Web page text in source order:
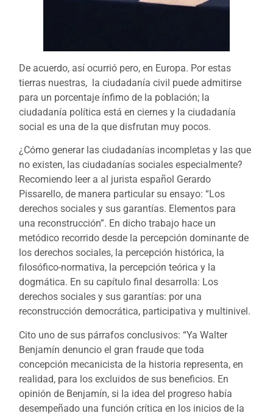
De acuerdo, así ocurrió pero, en Europa. Por estas
tierras nuestras, la ciudadanía civil puede admitirse
para un porcentaje ínfimo de la población; la
ciudadanía política está en ciernes y la ciudadanía
social es una de la que disfrutan muy pocos.
¿Cómo generar las ciudadanías incompletas y las que
no existen, las ciudadanías sociales especialmente?
Recomiendo leer a al jurista español Gerardo
Pissarello, de manera particular su ensayo: “Los
derechos sociales y sus garantías. Elementos para
una reconstrucción”. En dicho trabajo hace un
metódico recorrido desde la percepción dominante de
los derechos sociales, la percepción histórica, la
filosófico-normativa, la percepción teórica y la
dogmática. En su capítulo final desarrolla: Los
derechos sociales y sus garantías: por una
reconstrucción democrática, participativa y multinivel.
Cito uno de sus párrafos conclusivos: “Ya Walter
Benjamín denuncio el gran fraude que toda
concepción mecanicista de la historia representa, en
realidad, para los excluidos de sus beneficios. En
opinión de Benjamín, si la idea del progreso había
desempeñado una función crítica en los inicios de la